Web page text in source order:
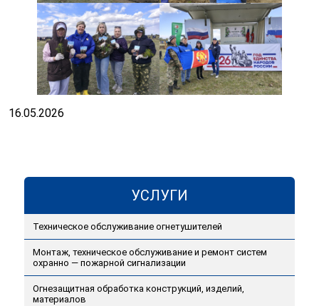
16.05.2026
УСЛУГИ
Техническое обслуживание огнетушителей
Монтаж, техническое обслуживание и ремонт систем
охранно — пожарной сигнализации
Огнезащитная обработка конструкций, изделий,
материалов